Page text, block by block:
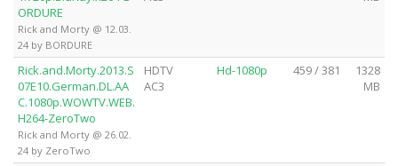
ORDURE
Rick and Morty @ 12.03.
24 by BORDURE
Rick.and.Morty.2013.S
07E10.German.DL.AA
C.1080p.WOWTV.WEB.
H264-ZeroTwo
Rick and Morty @ 26.02.
24 by ZeroTwo
HDTV
AC3
Hd-1080p 459 / 381
1328
MB